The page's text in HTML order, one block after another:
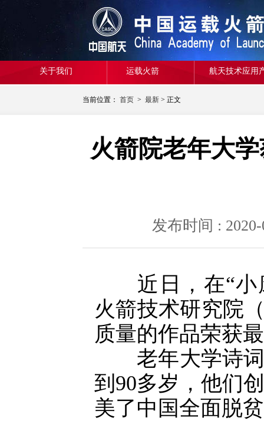
关于我们 运载火箭 航天技术应用
当前位置： 首页 > 最新 > 正文
火箭院老年大
发布时间 :
近日，在“小
火箭技术研究院
质量的作品荣获
老年大学诗词
到90多岁，他们
美了中国全面脱